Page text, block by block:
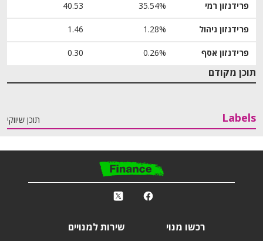
תוכן מקודם
פרידנזון רמי 35.54%
40.53
פרידנזון ניהול 1.28%
1.46
פרידנזון אסף 0.26%
0.30
Labels תוכן שיווקי
רכשו מנוי
שירות למנויים